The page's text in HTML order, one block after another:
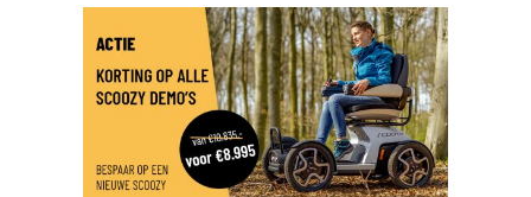
Openingstijden
Contact
Schadeherstel
Pechhulp
Haal- en brengservice
Vaste scootmobielen
Opvouwbare scootmobielen
Private Lease scootmobielen
Nieuws
Openingstijden
Contact